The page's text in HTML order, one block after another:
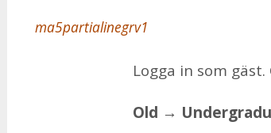
ma5partialinegrv1
Log­ga in som
Old →